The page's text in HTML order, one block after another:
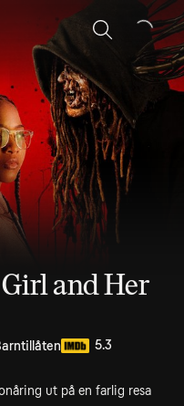
Sök
and Her
5.3
ut på en farlig resa